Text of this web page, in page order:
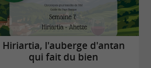
Hiriartia, l'auberge d'antan
qui fait du bien